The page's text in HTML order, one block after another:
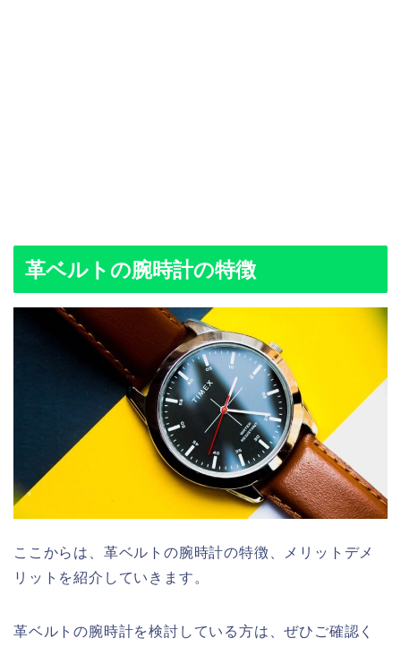
革ベルトの腕時計の特徴
ここからは、革ベルトの腕時計の特徴、メリットデメ
リットを紹介していきます。
革ベルトの腕時計を検討している方は、ぜひご確認く